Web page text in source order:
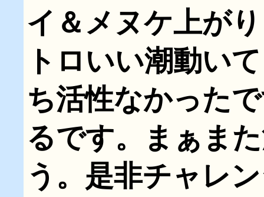
イ＆メヌケ上が
トロいい潮動い
ち活性なかった
るです。まぁま
う。是非チャレ